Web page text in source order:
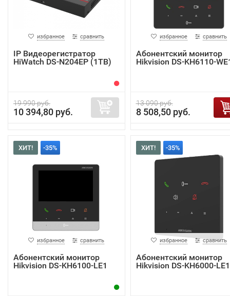
избранное сравнить
IP Видеорегистратор
HiWatch DS-N204EP (1TB)
19 990 руб.
10 394,80 руб.
избранное сравнить
Абонентский монитор
Hikvision DS-KH6110-
13 090 руб.
8 508,50 руб.
ХИТ! -35%
избранное сравнить
Абонентский монитор
Hikvision DS-KH6100-LE1
ХИТ! -35%
избранное сравнить
Абонентский монитор
Hikvision DS-KH6000-LE1